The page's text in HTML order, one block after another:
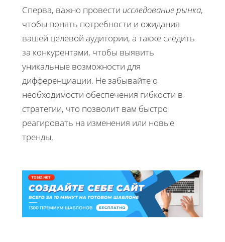
Сперва, важно провести исследование рынка,
чтобы понять потребности и ожидания
вашей целевой аудитории, а также следить
за конкурентами, чтобы выявить
уникальные возможности для
дифференциации. Не забывайте о
необходимости обеспечения гибкости в
стратегии, что позволит вам быстро
реагировать на изменения или новые
тренды.